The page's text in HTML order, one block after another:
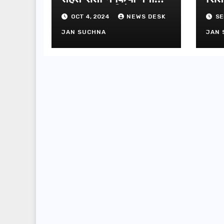
पूजन व दुग्धाभिषेक
OCT 4, 2024 NEWS DESK
JAN SUCHNA JAN